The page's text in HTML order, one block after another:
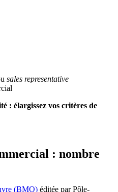
sales representative
: élargissez vos critères de
: nombre
(BMO) éditée par Pôle-